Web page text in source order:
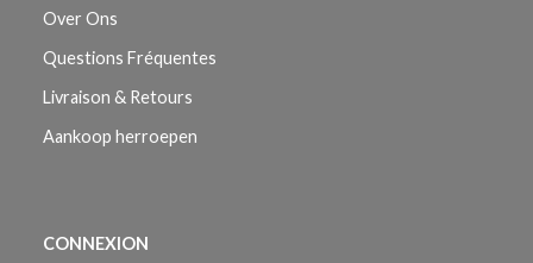
Over Ons
Questions Fréquentes
Livraison & Retours
Aankoop herroepen
CONNEXION